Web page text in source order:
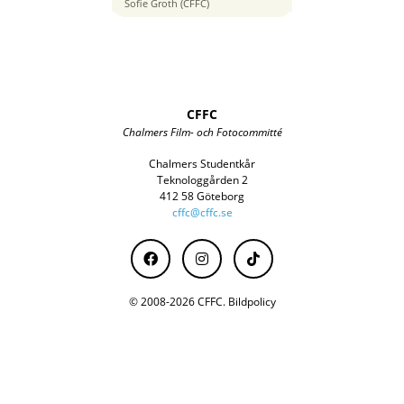
Sofie Groth (CFFC)
CFFC
Chalmers Film- och Fotocommitté
Chalmers Studentkår
Teknologgården 2
412 58 Göteborg
cffc@cffc.se
© 2008-2026 CFFC. Bildpolicy